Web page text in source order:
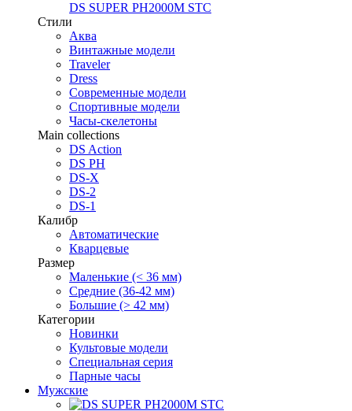
DS SUPER PH2000M STC
Стили
Аква
Винтажные модели
Traveler
Dress
Современные модели
Спортивные модели
Часы-скелетоны
Main collections
DS Action
DS PH
DS-X
DS-2
DS-1
Калибр
Автоматические
Кварцевые
Размер
Маленькие (< 36 мм)
Средние (36-42 мм)
Большие (> 42 мм)
Категории
Новинки
Культовые модели
Специальная серия
Парные часы
Мужские